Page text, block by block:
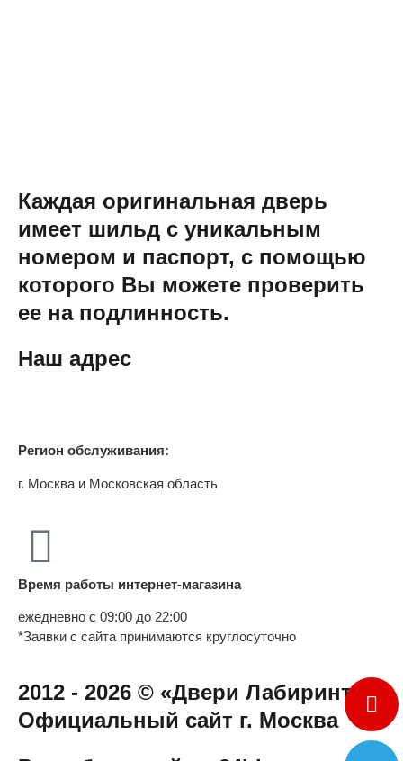
Каждая оригинальная дверь
имеет шильд с уникальным
номером и паспорт, с помощью
которого Вы можете проверить
ее на подлинность.
Наш адрес
Регион обслуживания:
г. Москва и Московская область
Время работы интернет-магазина
ежедневно с 09:00 до 22:00
*Заявки с сайта принимаются круглосуточно
2012 - 2026 © «Двери Лабиринт» -
Официальный сайт г. Москва